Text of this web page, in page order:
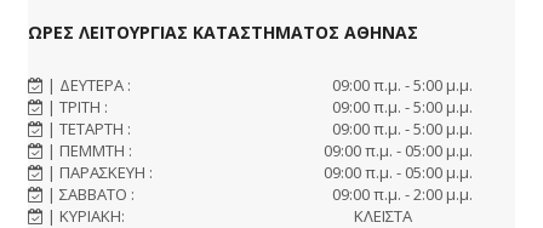
ΩΡΕΣ ΛΕΙΤΟΥΡΓΙΑΣ ΚΑΤΑΣΤΗΜΑΤΟΣ ΑΘΗΝΑΣ
| ΔΕΥΤΕΡΑ :
09:00 π.μ. - 5:00 μ.μ.
| ΤΡΙΤΗ :
09:00 π.μ. - 5:00 μ.μ.
| ΤΕΤΑΡΤΗ :
09:00 π.μ. - 5:00 μ.μ.
| ΠΕΜΜΤΗ :
09:00 π.μ. - 05:00 μ.μ.
| ΠΑΡΑΣΚΕΥΗ :
09:00 π.μ. - 05:00 μ.μ.
| ΣΑΒΒΑΤΟ :
09:00 π.μ. - 2:00 μ.μ.
| ΚΥΡΙΑΚΗ:
ΚΛΕΙΣΤΑ